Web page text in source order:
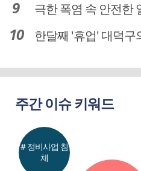
극한 폭염 속 안전한
한달째 '휴업' 대덕구의회…
주간 이슈 키워드
# 정비사업 침
체